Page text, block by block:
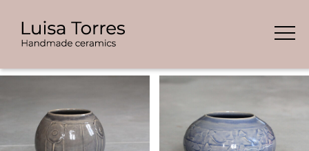
Skip
content
Showing all 7 results